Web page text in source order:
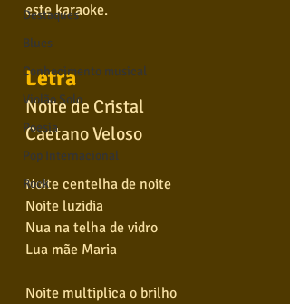
Destaques
Blues
Conhecimento musical
Violão Solo
Poesia
Pop Internacional
Rock
este karaoke.
Letra
Noite de Cristal
Caetano Veloso
Noite centelha de noite
Noite luzidia
Nua na telha de vidro
Lua mãe Maria
Noite multiplica o brilho